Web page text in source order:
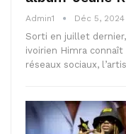
Admin1 Déc 5, 2024
Sorti en juillet
ivoirien Himra
réseaux sociaux,